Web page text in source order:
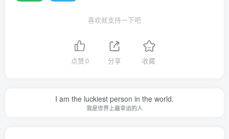
喜欢就支持一下吧
点赞0 分享 收藏
I am the luckiest person in the world.
我是世界上最幸运的人